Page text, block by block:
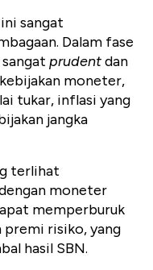
sangat
Dalam fase
prudentdan
moneter,
tukar, inflasi yang
jangka
terlihat
moneter
memperburuk
premi risiko, yang
hasil SBN.